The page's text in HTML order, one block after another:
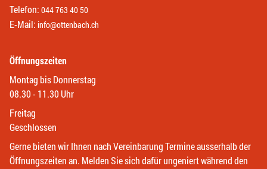
Telefon: 044 763 40 50
E-Mail: info@ottenbach.ch
Öffnungszeiten
Montag bis Donnerstag
08.30 - 11.30 Uhr
Freitag
Geschlossen
Gerne bieten wir Ihnen nach Vereinbarung Termine ausserhalb der
Öffnungszeiten an. Melden Sie sich dafür ungeniert während den